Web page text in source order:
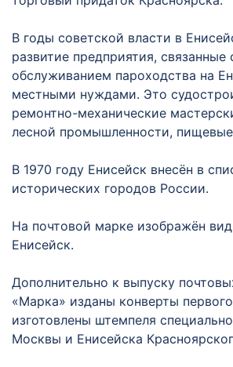
В годы советской власти в
развитие предприятия, связанные
обслуживанием пароходства на
местными нуждами. Это
ремонтно-механические
лесной промышленности,
В 1970 году Енисейск внесён в
исторических городов России.
На почтовой марке изображён
Енисейск.
Дополнительно к выпуску
«Марка» изданы конверты
изготовлены штемпеля
Москвы и Енисейска